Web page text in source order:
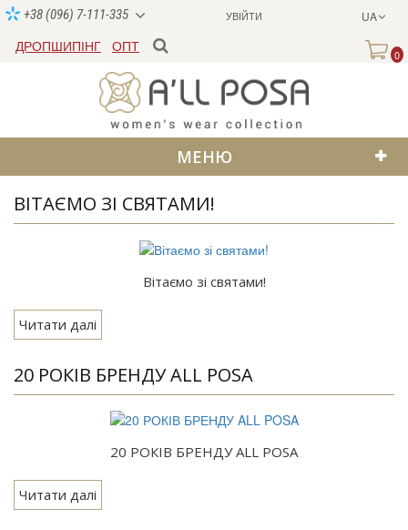
УВІЙТИ UA
+38 (096) 7-111-335
ДРОПШИПІНГ ОПТ
0
МЕНЮ
ВІТАЄМО ЗІ СВЯТАМИ!
Вітаємо зі святами!
Читати далі
20 РОКІВ БРЕНДУ ALL POSA
20 РОКІВ БРЕНДУ ALL POSA
Читати далі